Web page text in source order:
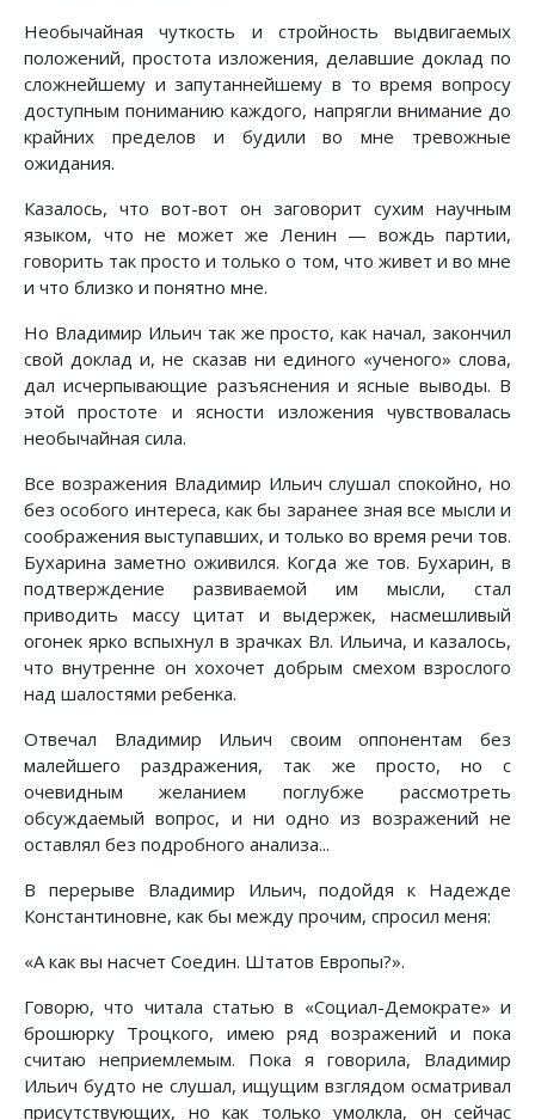
Необычайная чуткость и стройность выдвигаемых
положений, простота изложения, делавшие доклад по
сложнейшему и запутаннейшему в то время вопросу
доступным пониманию каждого, напрягли внимание до
крайних пределов и будили во мне тревожные
ожидания.
Казалось, что вот-вот он заговорит сухим научным
языком, что не может же Ленин — вождь партии,
говорить так просто и только о том, что живет и во мне
и что близко и понятно мне.
Но Владимир Ильич так же просто, как начал, закончил
свой доклад и, не сказав ни единого «ученого» слова,
дал исчерпывающие разъяснения и ясные выводы. В
этой простоте и ясности изложения чувствовалась
необычайная сила.
Все возражения Владимир Ильич слушал спокойно, но
без особого интереса, как бы заранее зная все мысли и
соображения выступавших, и только во время речи тов.
Бухарина заметно оживился. Когда же тов. Бухарин, в
подтверждение развиваемой им мысли, стал
приводить массу цитат и выдержек, насмешливый
огонек ярко вспыхнул в зрачках Вл. Ильича, и казалось,
что внутренне он хохочет добрым смехом взрослого
над шалостями ребенка.
Отвечал Владимир Ильич своим оппонентам без
малейшего раздражения, так же просто, но с
очевидным желанием поглубже рассмотреть
обсуждаемый вопрос, и ни одно из возражений не
оставлял без подробного анализа...
В перерыве Владимир Ильич, подойдя к Надежде
Константиновне, как бы между прочим, спросил меня:
«А как вы насчет Соедин. Штатов Европы?».
Говорю, что читала статью в «Социал-Демократе» и
брошюрку Троцкого, имею ряд возражений и пока
считаю неприемлемым. Пока я говорила, Владимир
Ильич будто не слушал, ищущим взглядом осматривал
присутствующих, но как только умолкла, он сейчас